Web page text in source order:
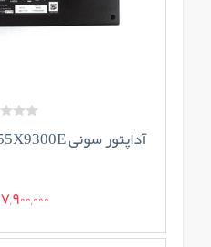
آداپتور سونی 55X9300E
7,900,000 تومان